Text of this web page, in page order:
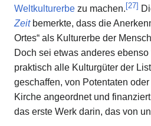
Weltkulturerbe zu machen. [27]
Zeitbemerkte, dass die
Ortes“ als Kulturerbe der
Doch sei etwas anderes
praktisch alle Kulturgüter der
geschaffen, von Potentaten
Kirche angeordnet und
das erste Werk darin, das von